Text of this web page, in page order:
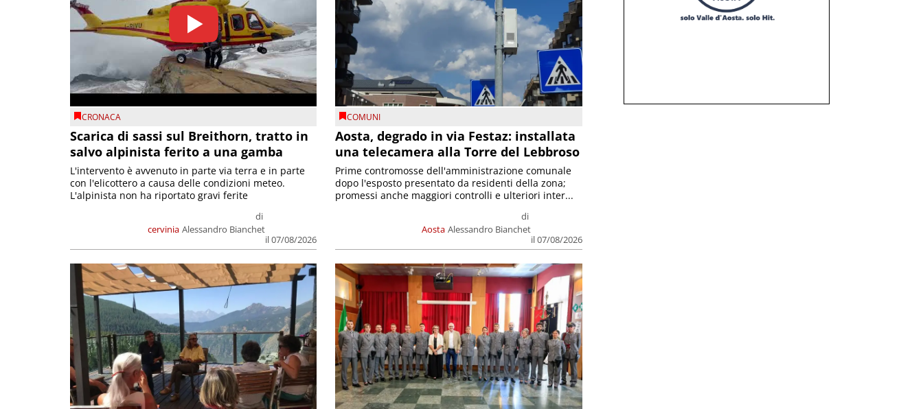
CRONACA
Scarica di sassi sul Breithorn, tratto in
salvo alpinista ferito a una gamba
cervinia
di
Alessandro Bianchet
il 07/08/2026
L'intervento è avvenuto in parte via terra e in parte
con l'elicottero a causa delle condizioni meteo.
L'alpinista non ha riportato gravi ferite
COMUNI
Aosta, degrado in via Festaz: installata
una telecamera alla Torre del Lebbroso
Aosta
di
Alessandro Bianchet
il 07/08/2026
Prime contromosse dell'amministrazione comunale
dopo l'esposto presentato da residenti della zona;
promessi anche maggiori controlli e ulteriori inter...